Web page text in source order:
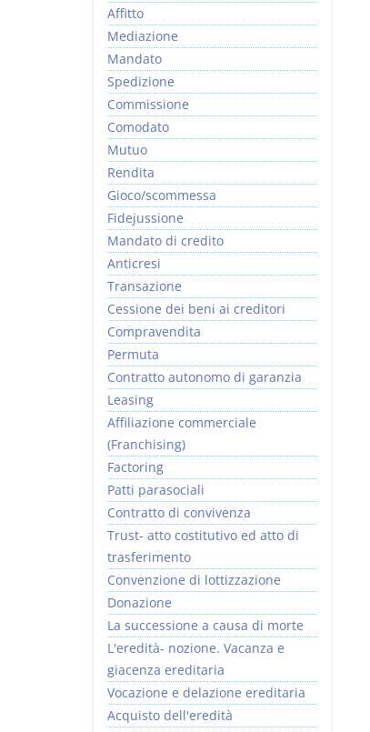
Affitto
Mediazione
Mandato
Spedizione
Commissione
Comodato
Mutuo
Rendita
Gioco/scommessa
Fidejussione
Mandato di credito
Anticresi
Transazione
Cessione dei beni ai creditori
Compravendita
Permuta
Contratto autonomo di garanzia
Leasing
Affiliazione commerciale
(Franchising)
Factoring
Patti parasociali
Contratto di convivenza
Trust- atto costitutivo ed atto di
trasferimento
Convenzione di lottizzazione
Donazione
La successione a causa di morte
L'eredità- nozione. Vacanza e
giacenza ereditaria
Vocazione e delazione ereditaria
Acquisto dell'eredità